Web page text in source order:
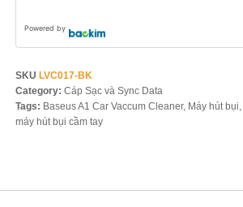
Powered by
SKU LVC017-BK
Category: Cáp Sạc và Sync Data
Tags: Baseus A1 Car Vaccum Cleaner, Máy hút bụi
máy hút bụi cầm tay